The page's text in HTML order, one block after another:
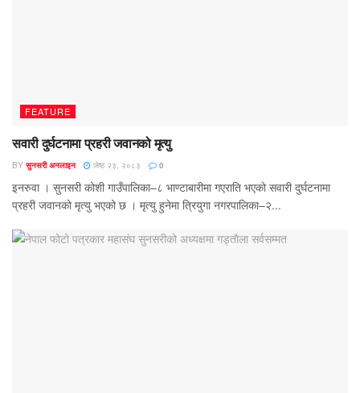
FEATURE
सवारी दुर्घटनामा प्रहरी जवानको मृत्यु
BY सुनसरी अनलाइन जेष्ठ २३, २०८३ 0
इनरुवा । सुनसरी कोशी गाउँपालिका–८ भाण्टाबारीमा गएराति भएको सवारी दुर्घटनामा
प्रहरी जवानको मृत्यु भएको छ । मृत्यु हुनेमा त्रियुगा नगरपालिका–२...